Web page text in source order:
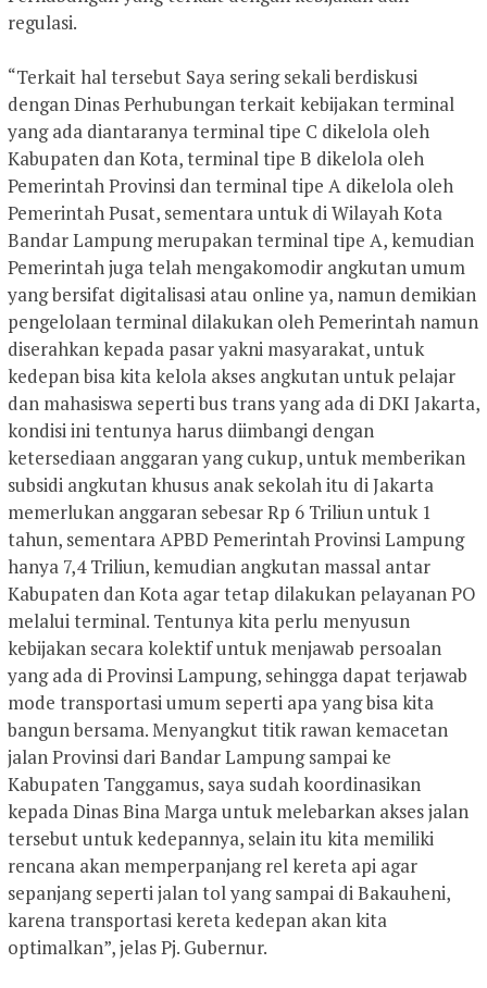
regulasi.
“Terkait hal tersebut Saya sering sekali berdiskusi
dengan Dinas Perhubungan terkait kebijakan terminal
yang ada diantaranya terminal tipe C dikelola oleh
Kabupaten dan Kota, terminal tipe B dikelola oleh
Pemerintah Provinsi dan terminal tipe A dikelola oleh
Pemerintah Pusat, sementara untuk di Wilayah Kota
Bandar Lampung merupakan terminal tipe A, kemudian
Pemerintah juga telah mengakomodir angkutan umum
yang bersifat digitalisasi atau online ya, namun demikian
pengelolaan terminal dilakukan oleh Pemerintah namun
diserahkan kepada pasar yakni masyarakat, untuk
kedepan bisa kita kelola akses angkutan untuk pelajar
dan mahasiswa seperti bus trans yang ada di DKI Jakarta,
kondisi ini tentunya harus diimbangi dengan
ketersediaan anggaran yang cukup, untuk memberikan
subsidi angkutan khusus anak sekolah itu di Jakarta
memerlukan anggaran sebesar Rp 6 Triliun untuk 1
tahun, sementara APBD Pemerintah Provinsi Lampung
hanya 7,4 Triliun, kemudian angkutan massal antar
Kabupaten dan Kota agar tetap dilakukan pelayanan PO
melalui terminal. Tentunya kita perlu menyusun
kebijakan secara kolektif untuk menjawab persoalan
yang ada di Provinsi Lampung, sehingga dapat terjawab
mode transportasi umum seperti apa yang bisa kita
bangun bersama. Menyangkut titik rawan kemacetan
jalan Provinsi dari Bandar Lampung sampai ke
Kabupaten Tanggamus, saya sudah koordinasikan
kepada Dinas Bina Marga untuk melebarkan akses jalan
tersebut untuk kedepannya, selain itu kita memiliki
rencana akan memperpanjang rel kereta api agar
sepanjang seperti jalan tol yang sampai di Bakauheni,
karena transportasi kereta kedepan akan kita
optimalkan”, jelas Pj. Gubernur.